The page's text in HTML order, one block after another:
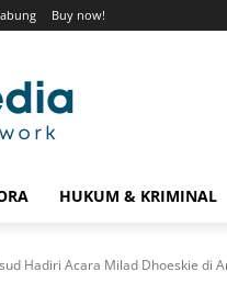
Buy now!
HUKUM & KRIMINAL
Hadiri Acara Milad Dhoeskie di